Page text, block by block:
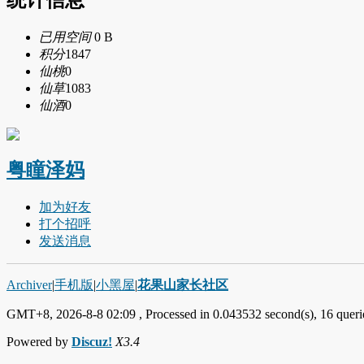
已用空间0 B
积分1847
仙桃0
仙草1083
仙酒0
粤瞳泽妈
加为好友
打个招呼
发送消息
Archiver|手机版|小黑屋|花果山家长社区
GMT+8, 2026-8-8 02:09 , Processed in 0.043532 second(s), 16
Powered by Discuz! X3.4